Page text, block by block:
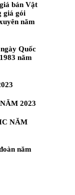
bán Vật
giá gói
năm
Quốc
năm
2023
NĂM
năm